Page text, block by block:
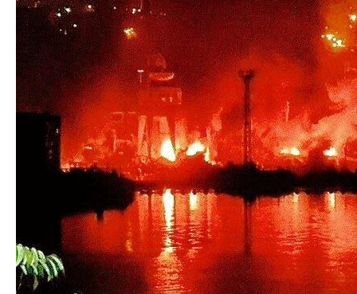
вихідні
Предыдущая запись
Следующая запись
Добавить комментарий
Ваш адрес email не будет опубликован. Обязательные
поля помечены*